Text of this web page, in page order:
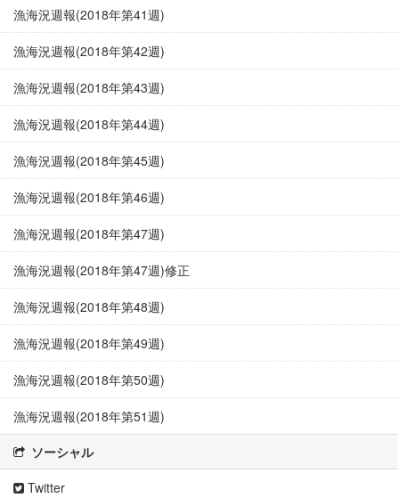
漁海況週報(2018年第41週)
漁海況週報(2018年第42週)
漁海況週報(2018年第43週)
漁海況週報(2018年第44週)
漁海況週報(2018年第45週)
漁海況週報(2018年第46週)
漁海況週報(2018年第47週)
漁海況週報(2018年第47週)修正
漁海況週報(2018年第48週)
漁海況週報(2018年第49週)
漁海況週報(2018年第50週)
漁海況週報(2018年第51週)
ソーシャル
Twitter